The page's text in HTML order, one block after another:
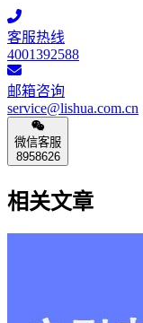
客服热线
4001392588
邮箱咨询
service@lishua.com.cn
微信客服
8958626
相关文章